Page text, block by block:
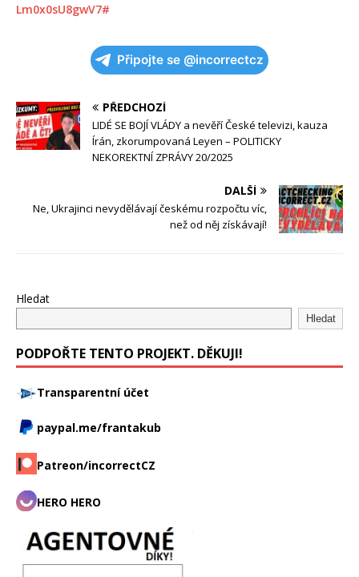
Lm0x0sU8gwV7#
Připojte se @incorrectcz
PŘEDCHOZÍ
LIDÉ SE BOJÍ VLÁDY a nevěří České televizi, kauza
Írán, zkorumpovaná Leyen – POLITICKY
NEKOREKTNÍ ZPRÁVY 20/2025
DALŠÍ
Ne, Ukrajinci nevydělávají českému rozpočtu víc,
než od něj získávají!
Hledat
Hledat
PODPOŘTE TENTO PROJEKT. DĚKUJI!
Transparentní účet
paypal.me/frantakub
Patreon/incorrectCZ
HERO HERO